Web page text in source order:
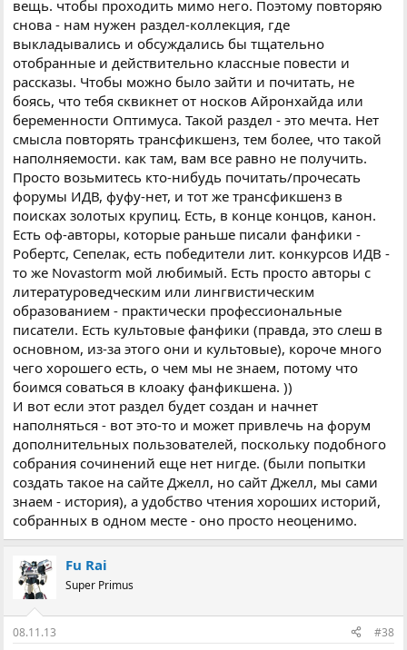
вещь. чтобы проходить мимо него. Поэтому повторяю
снова - нам нужен раздел-коллекция, где
выкладывались и обсуждались бы тщательно
отобранные и действительно классные повести и
рассказы. Чтобы можно было зайти и почитать, не
боясь, что тебя сквикнет от носков Айронхайда или
беременности Оптимуса. Такой раздел - это мечта. Нет
смысла повторять трансфикшенз, тем более, что такой
наполняемости. как там, вам все равно не получить.
Просто возьмитесь кто-нибудь почитать/прочесать
форумы ИДВ, фуфу-нет, и тот же трансфикшенз в
поисках золотых крупиц. Есть, в конце концов, канон.
Есть оф-авторы, которые раньше писали фанфики -
Робертс, Сепелак, есть победители лит. конкурсов ИДВ -
то же Novastorm мой любимый. Есть просто авторы с
литературоведческим или лингвистическим
образованием - практически профессиональные
писатели. Есть культовые фанфики (правда, это слеш в
основном, из-за этого они и культовые), короче много
чего хорошего есть, о чем мы не знаем, потому что
боимся соваться в клоаку фанфикшена. ))
И вот если этот раздел будет создан и начнет
наполняться - вот это-то и может привлечь на форум
дополнительных пользователей, поскольку подобного
собрания сочинений еще нет нигде. (были попытки
создать такое на сайте Джелл, но сайт Джелл, мы сами
знаем - история), а удобство чтения хороших историй,
собранных в одном месте - оно просто неоценимо.
Fu Rai
Super Primus
08.11.13 #38